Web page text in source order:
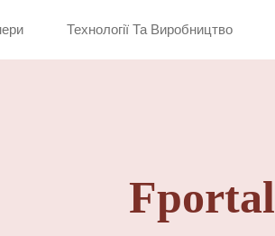
Технології Та Виробництво
Fportal